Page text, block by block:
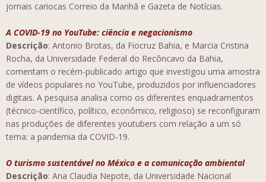
jornais cariocas Correio da Manhã e Gazeta de Notícias.
A COVID-19 no YouTube: ciência e negacionismo
Descrição: Antonio Brotas, da Fiocruz Bahia, e Marcia Cristina
Rocha, da Universidade Federal do Recôncavo da Bahia,
comentam o recém-publicado artigo que investigou uma amostra
de vídeos populares no YouTube, produzidos por influenciadores
digitais. A pesquisa analisa como os diferentes enquadramentos
(técnico-científico, político, econômico, religioso) se reconfiguram
nas produções de diferentes youtubers com relação a um só
tema: a pandemia da COVID-19.
O turismo sustentável no México e a comunicação ambiental
Descrição: Ana Claudia Nepote, da Universidade Nacional